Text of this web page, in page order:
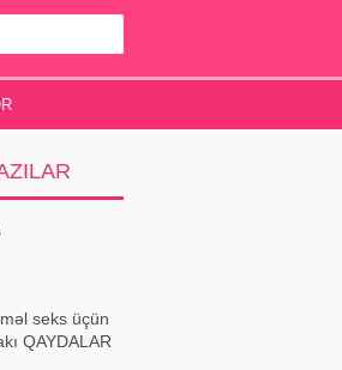
seks üçün
QAYDALAR